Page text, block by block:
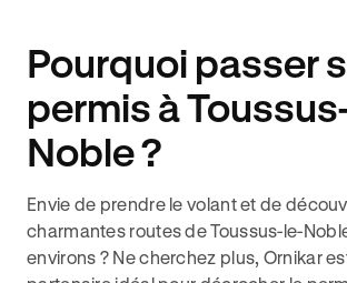
Pourquoi passer
permis à
Noble ?
Envie de prendre le volant et de
charmantes routes de Toussus-le-
environs ? Ne cherchez plus, Ornikar